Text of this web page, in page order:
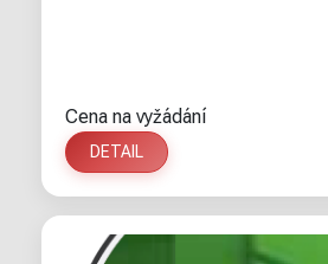
Cena na vyžádání
DETAIL